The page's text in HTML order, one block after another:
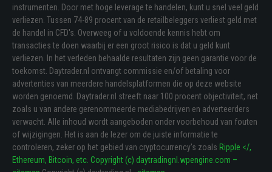
instrumenten. Door met hoge leverage te handelen, kunt u snel veel geld
verliezen. Tussen 74-89 procent van de retailbeleggers verliest geld met
de handel in CFD's. Overweeg of u voldoende kennis hebt om
transacties te doen waarbij er een groot risico is dat u geld kunt
verliezen. In het verleden behaalde resultaten zijn geen garantie voor de
toekomst. Daytrader.nl ontvangt commissie en/of betaling voor
advertenties van meerdere handelsplatformen die op deze website
worden genoemd. Daytrader.nl streeft naar 100 procent objectiviteit, net
zoals u van andere gerenommeerde mediabedrijven en adverteerders
verwacht. Alle inhoud wordt aangeboden onder voorbehoud van fouten
of wijzigingen. Het is aan de lezer om de juiste informatie te
controleren, zeker op het gebied van cryptocurrency's zoals Ripple </,
Ethereum, Bitcoin, etc. Copyright (c) daytradingnl.wpengine.com –